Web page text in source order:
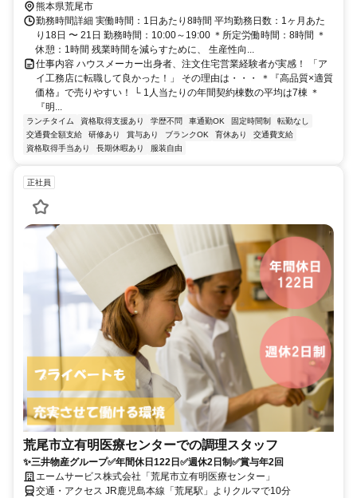
熊本県荒尾市
勤務時間詳細 実働時間：1日あたり8時間 平均勤務日数：1ヶ月あた
り18日 〜 21日 勤務時間：10:00～19:00 ＊所定労働時間：8時間 ＊
休憩：1時間 残業時間を減らすために、 生産性向...
仕事内容 ハウスメーカー出身者、注文住宅営業経験者が実感！ 「ア
イ工務店に転職して良かった！」 その理由は・・・ ＊『高品質×適質
価格』で売りやすい！ └ 1人当たりの年間契約棟数の平均は7棟 ＊
『明...
ランチタイム 資格取得支援あり 学歴不問 車通勤OK 固定時間制
転勤なし
交通費全額支給
研修あり 賞与あり ブランクOK 育休あり
交通費支給
資格取得手当あり
長期休暇あり 服装自由
正社員
荒尾市立有明医療センターでの調理スタッフ
✨三井物産グループ✅年間休日122日✅週休2日制✅賞与年2回
エームサービス株式会社「荒尾市立有明医療センター」
交通・アクセス JR鹿児島本線「荒尾駅」よりクルマで10分